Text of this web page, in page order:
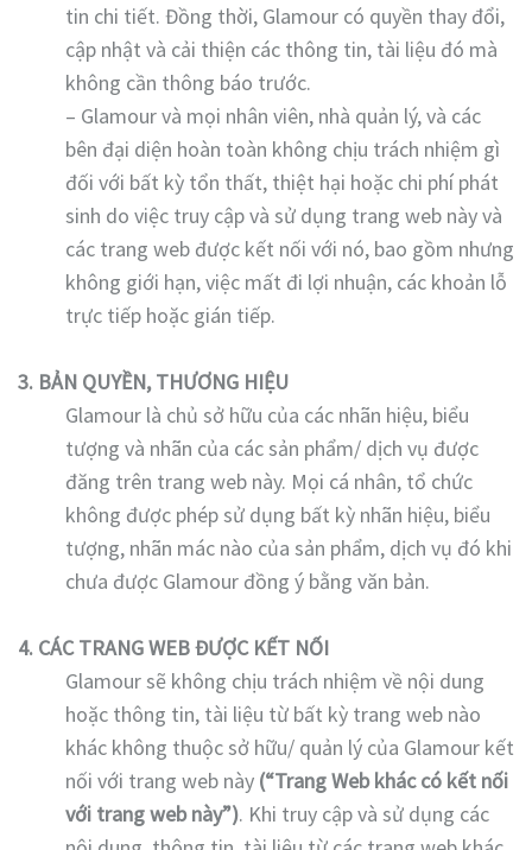
tin chi tiết. Đồng thời, Glamour có quyền thay đổi,
cập nhật và cải thiện các thông tin, tài liệu đó mà
không cần thông báo trước.
– Glamour và mọi nhân viên, nhà quản lý, và các
bên đại diện hoàn toàn không chịu trách nhiệm gì
đối với bất kỳ tổn thất, thiệt hại hoặc chi phí phát
sinh do việc truy cập và sử dụng trang web này và
các trang web được kết nối với nó, bao gồm nhưng
không giới hạn, việc mất đi lợi nhuận, các khoản lỗ
trực tiếp hoặc gián tiếp.
3. BẢN QUYỀN, THƯƠNG HIỆU
Glamour là chủ sở hữu của các nhãn hiệu, biểu
tượng và nhãn của các sản phẩm/ dịch vụ được
đăng trên trang web này. Mọi cá nhân, tổ chức
không được phép sử dụng bất kỳ nhãn hiệu, biểu
tượng, nhãn mác nào của sản phẩm, dịch vụ đó khi
chưa được Glamour đồng ý bằng văn bản.
4. CÁC TRANG WEB ĐƯỢC KẾT NỐI
Glamour sẽ không chịu trách nhiệm về nội dung
hoặc thông tin, tài liệu từ bất kỳ trang web nào
khác không thuộc sở hữu/ quản lý của Glamour kết
nối với trang web này (“Trang Web khác có kết nối
với trang web này”). Khi truy cập và sử dụng các